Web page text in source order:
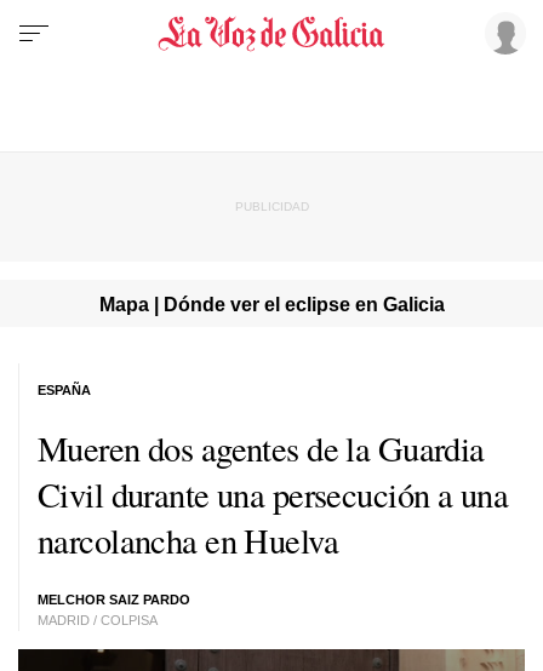
Mapa | Dónde ver el eclipse en Galicia
Mueren dos agentes de la Guardia
Civil durante una persecución a una
narcolancha en Huelva
MELCHOR SAIZ PARDO
MADRID / COLPISA
ESPAÑA